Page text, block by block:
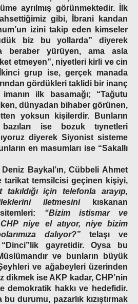
ayrılmış görünmektedir. İlk
gibi, İbrani kandan
izini takip eden kimseler
biz bu yollarda” diyerek
beraber yürüyen, ama asla
etmeyen”, niyetleri kirli ve cin
grup ise, gerçek manada
gördükleri taklidi bir inanç
ilk basamağı; “Tağutu
dünyadan bihaber görünen,
yoksun kişilerdir. Bunların
bazıları ise bozuk tıynetleri
diyerek Siyonist sisteme
en masumları ise “Sakallı
Baykal’ın, Cübbeli Ahmet
tarikat temsilcisi geçinen kişiyi,
için telefonla arayıp,
iletmesinikıskanan
“Bizim istismar ve
niye el atıyor, niye bizim
dalıyor?” telaşı ve
gayretidir. Oysa bu
ve bunların büyük
ve ağabeyleri üzerinden
dikmek ise AKP kadar, CHP’nin
demokratik hakkı ve hedefidir.
bu durumu, pazarlık kızıştırmak